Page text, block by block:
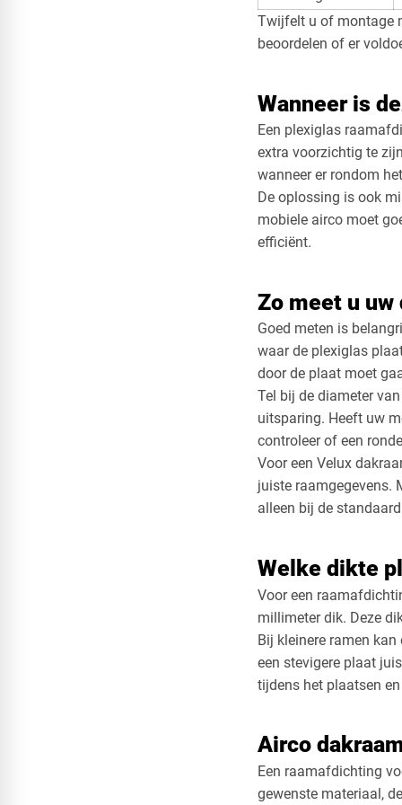
Twijfelt u of montage
beoordelen of er
Wanneer is
Een plexiglas
extra voorzichtig te
wanneer er rondom
De oplossing is ook
mobiele airco moet
efficiënt.
Zo meet u uw
Goed meten is
waar de plexiglas
door de plaat moet
Tel bij de diameter
uitsparing. Heeft uw
controleer of een
Voor een Velux
juiste raamgegevens.
alleen bij de
Welke dikte
Voor een
millimeter dik. Deze
Bij kleinere ramen
een stevigere plaat
tijdens het plaatsen
Airco
Een raamafdichting
gewenste materiaal,